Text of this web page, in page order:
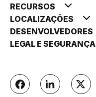
RECURSOS
LOCALIZAÇÕES
DESENVOLVEDORES
LEGAL E SEGURANÇA